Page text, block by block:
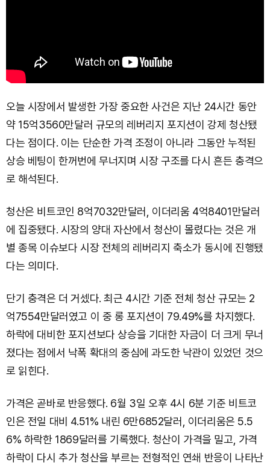
오늘 시장에서 발생한 가장 중요한 사건은 지난 24시간 동안
약 15억3560만달러 규모의 레버리지 포지션이 강제 청산됐
다는 점이다. 이는 단순한 가격 조정이 아니라 그동안 누적된
상승 베팅이 한꺼번에 무너지며 시장 구조를 다시 흔든 충격으
로 해석된다.
청산은 비트코인 8억7032만달러, 이더리움 4억8401만달러
에 집중됐다. 시장의 양대 자산에서 청산이 몰렸다는 것은 개
별 종목 이슈보다 시장 전체의 레버리지 축소가 동시에 진행됐
다는 의미다.
단기 충격은 더 거셌다. 최근 4시간 기준 전체 청산 규모는 2
억7554만달러였고 이 중 롱 포지션이 79.49%를 차지했다.
하락에 대비한 포지션보다 상승을 기대한 자금이 더 크게 무너
졌다는 점에서 낙폭 확대의 중심에 과도한 낙관이 있었던 것으
로 읽힌다.
가격은 곧바로 반응했다. 6월 3일 오후 4시 6분 기준 비트코
인은 전일 대비 4.51% 내린 6만6852달러, 이더리움은 5.5
6% 하락한 1869달러를 기록했다. 청산이 가격을 밀고, 가격
하락이 다시 추가 청산을 부르는 전형적인 연쇄 반응이 나타난